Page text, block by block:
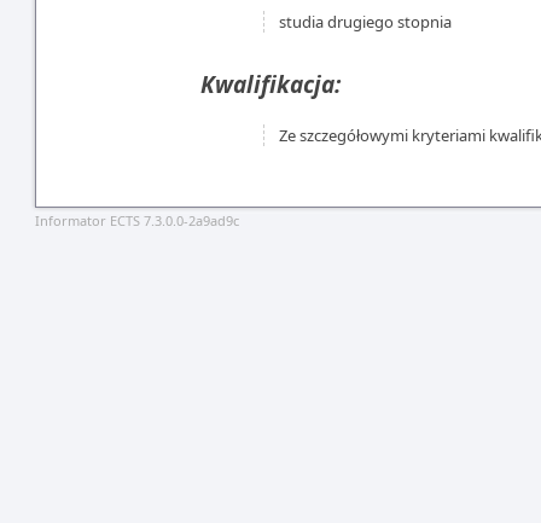
studia drugiego stopnia
Kwalifikacja:
Ze szczegółowymi kryteriami
Informator ECTS 7.3.0.0-2a9ad9c